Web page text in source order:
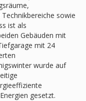
sowie
ist als
Gebäuden mit
mit 24
wurde auf
gesetzt.